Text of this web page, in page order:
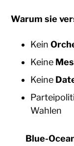
Warum sie
Kein
Keine
Keine
Wahlen
Blue-